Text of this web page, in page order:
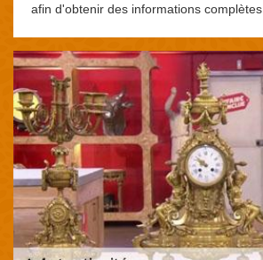
afin d'obtenir des informations complètes.